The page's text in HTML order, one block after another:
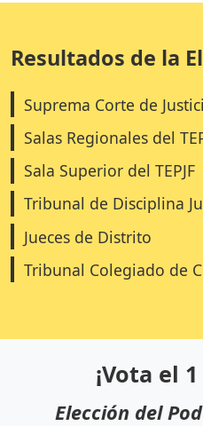
Resultados de la
Suprema Corte de
Salas Regionales del
Sala Superior del TEPJF
Tribunal de Disciplina
Jueces de Distrito
Tribunal Colegiado de
¡Vota el
Elección del